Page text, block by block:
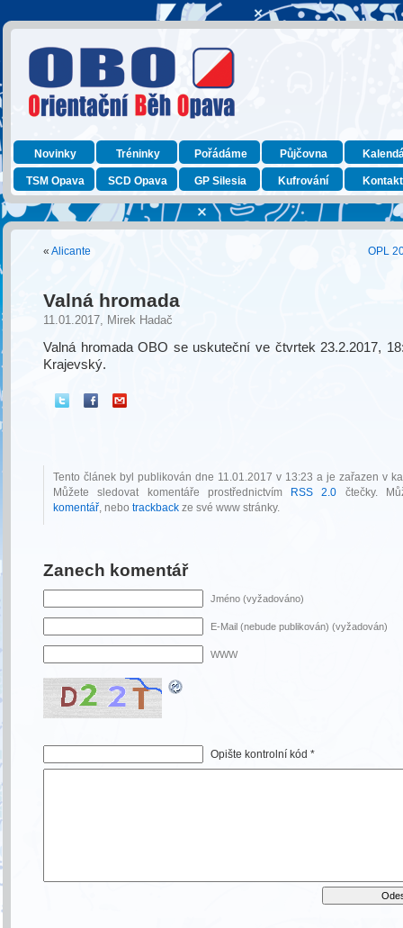
Novinky Tréninky Pořádáme Půjčovna
TSM Opava SCD Opava GP Silesia Kufrování
« Alicante OPL
Valná hromada
11.01.2017, Mirek Hadač
Valná hromada OBO se uskuteční ve čtvrtek 23.2.2017,
Krajevský.
Tento článek byl publikován dne 11.01.2017 v 13:23 a je zařazen v
Můžete sledovat komentáře prostřednictvím
RSS 2.0 čtečky.
komentář, nebo trackback ze své www stránky.
Zanech komentář
Jméno (vyžadováno)
E-Mail (nebude publikován) (vyžadován)
WWW
Opište kontrolní kód *